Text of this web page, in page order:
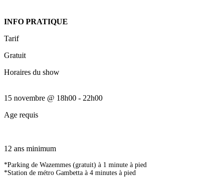
INFO PRATIQUE
Tarif
Gratuit
Horaires du show
15 novembre @ 18h00 - 22h00
Age requis
12 ans minimum
*Parking de Wazemmes (gratuit) à 1 minute à pied
*Station de métro Gambetta à 4 minutes à pied